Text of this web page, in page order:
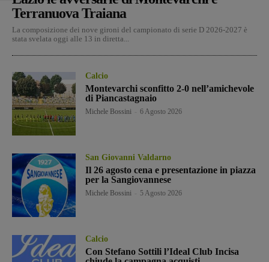
Terranuova Traiana
La composizione dei nove gironi del campionato di serie D 2026-2027 è
stata svelata oggi alle 13 in diretta...
Calcio
Montevarchi sconfitto 2-0 nell’amichevole
di Piancastagnaio
Michele Bossini 6 Agosto 2026
San Giovanni Valdarno
Il 26 agosto cena e presentazione in piazza
per la Sangiovannese
Michele Bossini 5 Agosto 2026
Calcio
Con Stefano Sottili l’Ideal Club Incisa